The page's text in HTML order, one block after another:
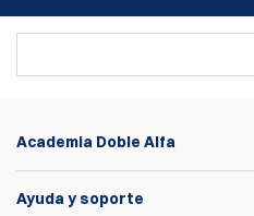
Academia Doble Alfa
Ayuda y soporte